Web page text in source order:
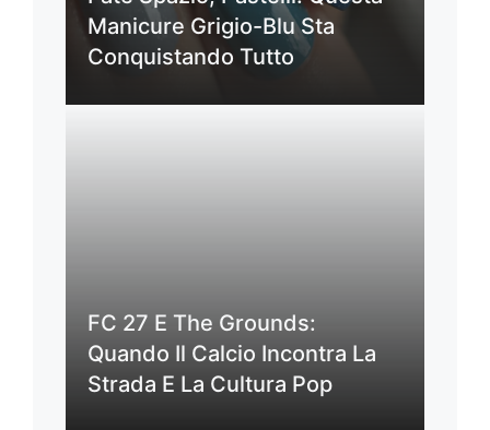
Manicure Grigio-Blu Sta
Conquistando Tutto
FC 27 E The Grounds:
Quando Il Calcio Incontra La
Strada E La Cultura Pop